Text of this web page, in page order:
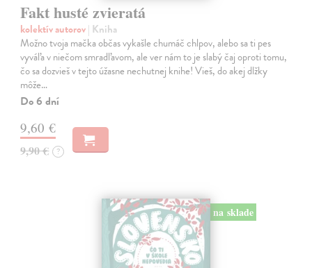
Fakt husté zvieratá
kolektív autorov| Kniha
Možno tvoja mačka občas vykašle chumáč chlpov, alebo sa ti pes
vyváľa v niečom smradľavom, ale ver nám to je slabý čaj oproti tomu,
čo sa dozvieš v tejto úžasne nechutnej knihe! Vieš, do akej dlžky
môže…
Do 6 dní
9,60 €
9,90 € ?
na sklade